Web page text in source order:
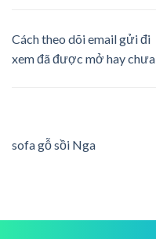
Cách theo dõi email gửi đi
xem đã được mở hay chưa
sofa gỗ sồi Nga